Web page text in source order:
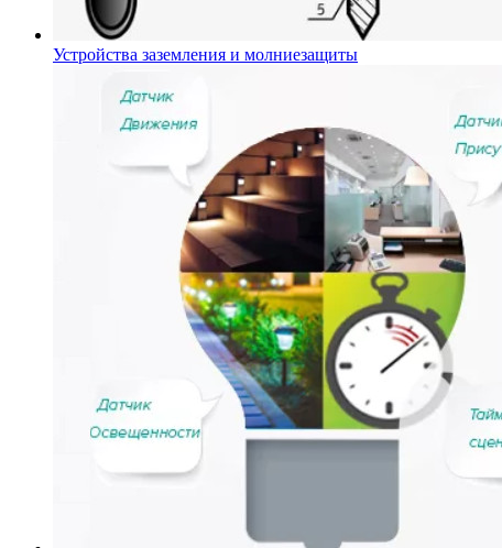
Устройства заземления и молниезащиты